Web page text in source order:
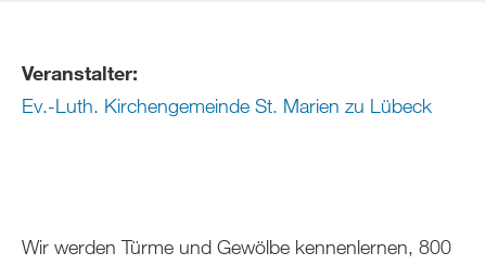
Veranstalter:
Ev.-Luth. Kirchengemeinde St. Marien zu Lübeck
Wir werden Türme und Gewölbe kennenlernen, 800